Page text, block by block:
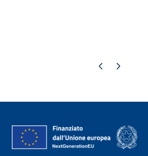
Pagina precedente
Pagina successiva